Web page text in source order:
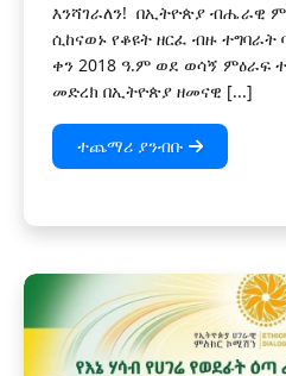
እንሻገራለን! በኢትዮጵያ ብሔራዊ
ሲከናወኑ የቆዩት ዘርፈ ብዙ ተግባራት
ቀን 2018 ዓ.ም ወደ ወሳኝ ምዕራፍ
መድረክ በኢትዮጵያ ዘመናዊ [...]
ተጨማሪ ያንብቡ